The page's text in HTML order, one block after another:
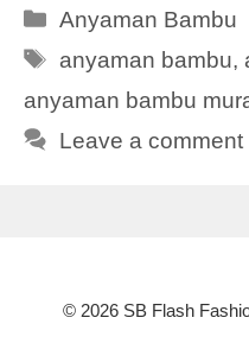
Categories
Anyaman Bambu
Tags
anyaman bambu,
anyaman bambu
Leave a comment
© 2026 SB Flash